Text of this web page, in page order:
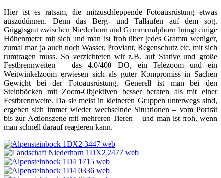
Hier ist es ratsam, die mitzuschleppende Fotoausrüstung etwas
auszudünnen. Denn das Berg- und Tallaufen auf dem sog.
Güggisgrat zwischen Niederhorn und Gemmenalphorn bringt einige
Höhenmeter mit sich und man ist froh über jedes Gramm weniger,
zumal man ja auch noch Wasser, Proviant, Regenschutz etc. mit sich
rumtragen muss. So verzichteten wir z.B. auf Stative und große
Festbrennweiten – das 4.0/400 DO, ein Telezoom und ein
Weitwinkelzoom erwiesen sich als guter Kompromiss in Sachen
Gewicht bei der Fotoausrüstung. Generell ist man bei den
Steinböcken mit Zoom-Objektiven besser beraten als mit einer
Festbrennweite. Da sie meist in kleineren Gruppen unterwegs sind,
ergeben sich immer wieder wechselnde Situationen – vom Porträt
bis zur Actionszene mit mehreren Tieren – und man ist froh, wenn
man schnell darauf reagieren kann.